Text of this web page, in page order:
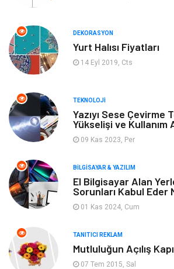
Turizm
Bilgisayar & Yazılım Mobilya
Tekstil Maden
Eğlence
Plastik
Hizmet
Aksesuar
Hediyelik Eşya
DEKORASYON
Yurt Halısı Fiyatları
14 Eyl 2019, Cts
TEKNOLOJI
Yazıyı Sese Çevirme
Yükselişi ve Kullanım
09 Kas 2023, Per
BILGISAYAR & YAZILIM
El Bilgisayar Alan
Sorunları Kabul Eder
01 Kas 2024, Cum
TANITICI REKLAM
Mutluluğun Açılış
07 Tem 2015, Sal